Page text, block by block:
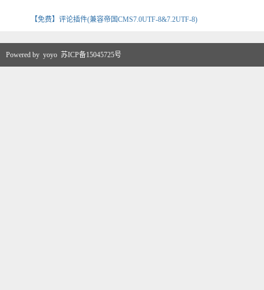
【免费】评论插件(兼容帝国CMS7.0UTF-8&7.2UTF-8)
Powered by yoyo 苏ICP备15045725号